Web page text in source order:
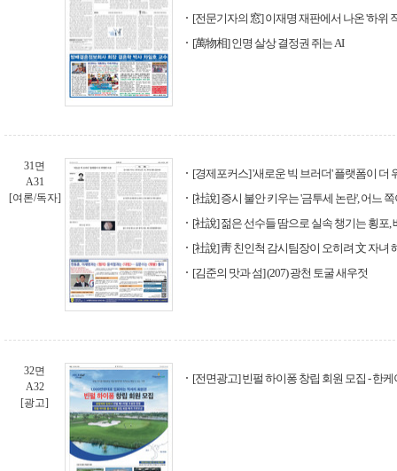
[전문기자의 窓] 이재명 재판에서 나온 '하위
[萬物相] 인명 살상 결정권 쥐는 AI
31면
A31
[여론/독자]
[경제포커스] '새로운 빅 브러더' 플랫폼이 더
[社說] 증시 불안 키우는 '금투세 논란', 어느
[社說] 젊은 선수들 땀으로 실속 챙기는 횡포
[社說] 靑 친인척 감시팀장이 오히려 文 자녀
[김준의 맛과 섬] (207) 광천 토굴 새우젓
32면
A32
[광고]
[전면광고] 빈펄 하이퐁 창립 회원 모집 - 한